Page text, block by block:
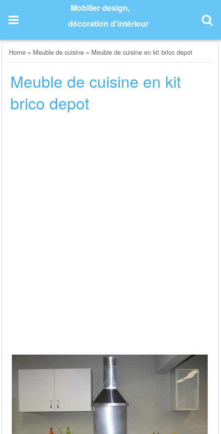
content
Mobilier design,
décoration d'intérieur
Home » Meuble de cuisine » Meuble de cuisine en kit brico depot
Meuble de cuisine en kit
brico depot